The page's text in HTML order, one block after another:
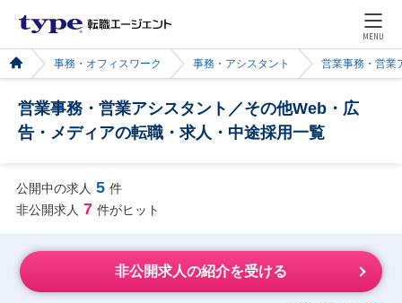
MENU
事務・オフィスワーク 事務・アシスタント 営業事務・営業
営業事務・営業アシスタント／その他Web・広
告・メディアの転職・求人・中途採用一覧
公開中の求人 5 件
非公開求人 7 件がヒット
非公開求人の紹介を受ける